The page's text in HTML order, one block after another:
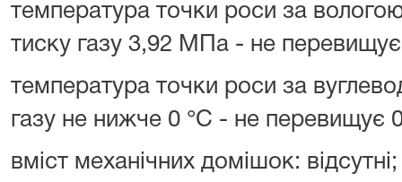
температура точки роси за
тиску газу 3,92 МПа - не перевищує
температура точки роси за
газу не нижче 0 °С - не перевищує
вміст механічних домішок: відсутні;